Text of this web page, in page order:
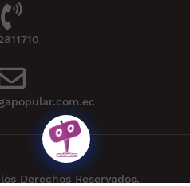
Derechos Reservados.